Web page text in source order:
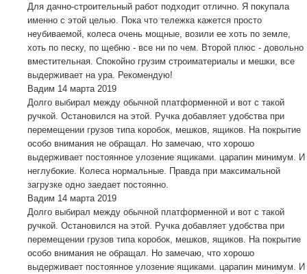
Для дачно-строительный работ подходит отлично. Я покупала
именно с этой целью. Пока что тележка кажется просто
неубиваемой, колеса очень мощные, возили ее хоть по земле,
хоть по песку, по щебню - все ни по чем. Второй плюс - довольно
вместительная. Спокойно грузим строиматериалы и мешки, все
выдерживает на ура. Рекомендую!
Вадим 14 марта 2019
Долго выбирал между обычной платформенной и вот с такой
ручкой. Остановился на этой. Ручка добавляет удобства при
перемещении грузов типа коробок, мешков, ящиков. На покрытие
особо внимания не обращал. Но замечаю, что хорошо
выдерживает постоянное улозение ящиками. царапин минимум. И
неглубокие. Колеса нормальные. Правда при максимальной
загрузке одно заедает постоянно.
Вадим 14 марта 2019
Долго выбирал между обычной платформенной и вот с такой
ручкой. Остановился на этой. Ручка добавляет удобства при
перемещении грузов типа коробок, мешков, ящиков. На покрытие
особо внимания не обращал. Но замечаю, что хорошо
выдерживает постоянное улозение ящиками. царапин минимум. И